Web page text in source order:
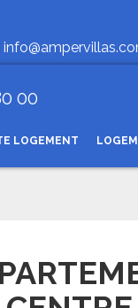
00
LOGEMENT